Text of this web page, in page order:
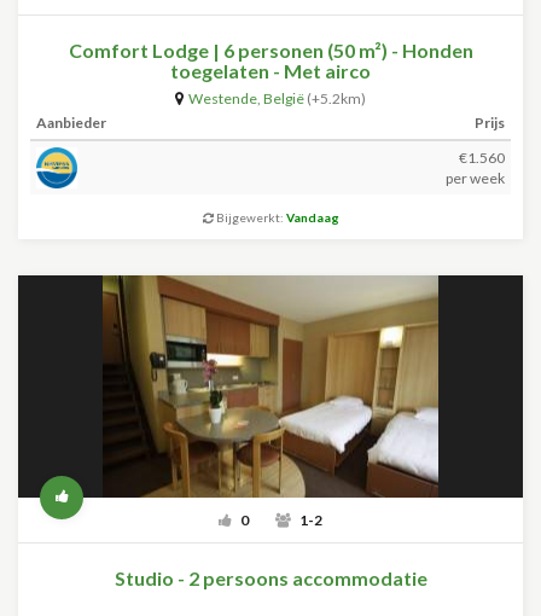
Comfort Lodge | 6 personen (50 m²) - Honden
toegelaten - Met airco
Westende, België (+5.2km)
Aanbieder
Prijs
€1.560
per week
Bijgewerkt: Vandaag
0 1-2
Studio - 2 persoons accommodatie